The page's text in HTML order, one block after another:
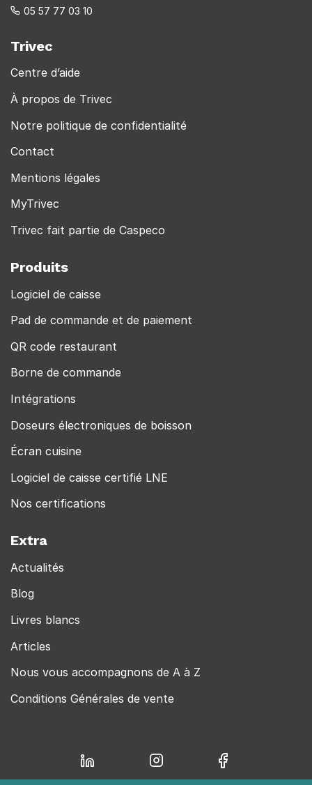
05 57 77 03 10
Trivec
Centre d’aide
À propos de Trivec
Notre politique de confidentialité
Contact
Mentions légales
MyTrivec
Trivec fait partie de Caspeco
Produits
Logiciel de caisse
Pad de commande et de paiement
QR code restaurant
Borne de commande
Intégrations
Doseurs électroniques de boisson
Écran cuisine
Logiciel de caisse certifié LNE
Nos certifications
Extra
Actualités
Blog
Livres blancs
Articles
Nous vous accompagnons de A à Z
Conditions Générales de vente